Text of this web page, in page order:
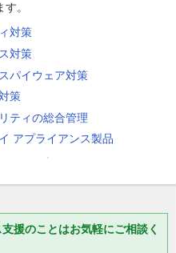
。
対策
対策
パイウェア対策
策
ティの総合管理
アプライアンス製品
援のことはお気軽にご相談く